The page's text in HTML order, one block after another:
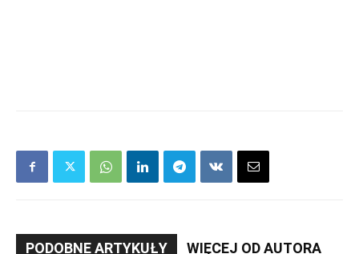
PODOBNE ARTYKUŁY WIĘCEJ OD AUTORA